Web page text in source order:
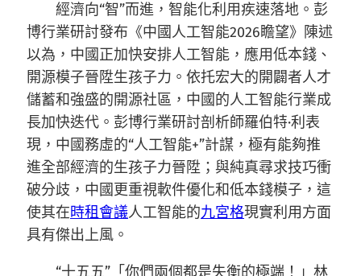
經濟向“智”而進，智能化利用疾速落地。彭
博行業研討發布《中國人工智能2026瞻望》陳述
以為，中國正加快安排人工智能，應用低本錢、
開源模子晉陞生孩子力。依托宏大的開闢者人才
儲蓄和強盛的開源社區，中國的人工智能行業成
長加快迭代。彭博行業研討剖析師羅伯特·利表
現，中國務虛的“人工智能+”計謀，極有能夠推
進全部經濟的生孩子力晉陞；與純真尋求技巧衝
破分歧，中國更重視軟件優化和低本錢模子，這
使其在時租會議人工智能的九宮格現實利用方面
具有傑出上風。
“十五五”「你們兩個都是失衡的極端！」林